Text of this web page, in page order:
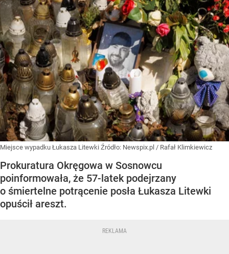
Miejsce wypadku Łukasza Litewki Źródło: Newspix.pl / Rafał Klimkiewicz
Prokuratura Okręgowa w Sosnowcu
poinformowała, że 57-latek podejrzany
o śmiertelne potrącenie posła Łukasza Litewki
opuścił areszt.